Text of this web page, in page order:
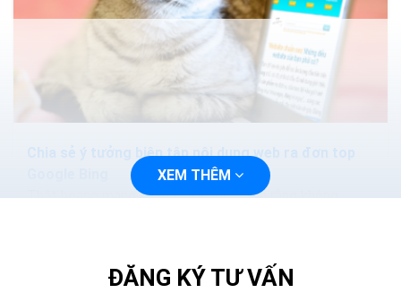
Chia sẻ ý tưởng biên tập nội dung web ra đơn top
Thật hoang mang khi tôi vừa nói ở trên rằng không
XEM THÊM
ĐĂNG KÝ TƯ VẤN